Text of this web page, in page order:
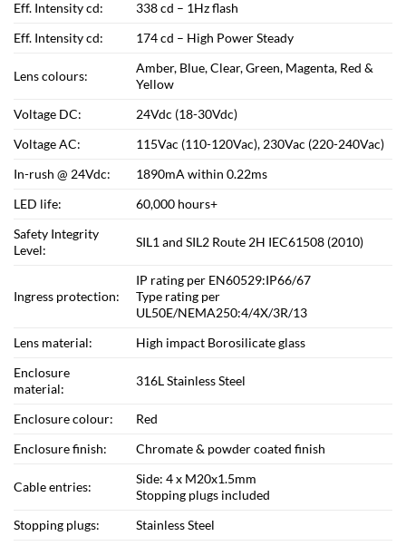
Eff. Intensity cd:
338 cd – 1Hz flash
Eff. Intensity cd:
174 cd – High Power Steady
Lens colours:
Amber, Blue, Clear, Green, Magenta, Red &
Yellow
Voltage DC:
24Vdc (18-30Vdc)
Voltage AC:
115Vac (110-120Vac), 230Vac (220-240Vac)
In-rush @ 24Vdc:
1890mA within 0.22ms
LED life:
60,000 hours+
Safety Integrity
Level:
SIL1 and SIL2 Route 2H IEC61508 (2010)
Ingress protection:
IP rating per EN60529:IP66/67
Type rating per
UL50E/NEMA250:4/4X/3R/13
Lens material:
High impact Borosilicate glass
Enclosure
material:
316L Stainless Steel
Enclosure colour:
Red
Enclosure finish:
Chromate & powder coated finish
Cable entries:
Side: 4 x M20x1.5mm
Stopping plugs included
Stopping plugs:
Stainless Steel